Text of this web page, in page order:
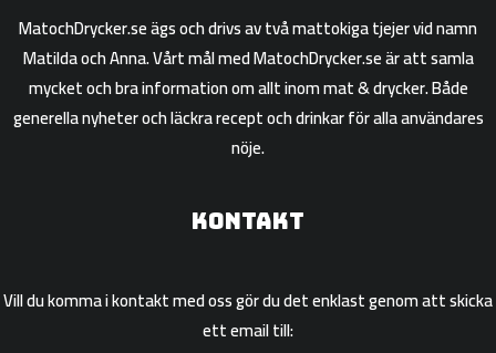
MatochDrycker.se ägs och drivs av två mattokiga tjejer vid namn
Matilda och Anna. Vårt mål med MatochDrycker.se är att samla
mycket och bra information om allt inom mat & drycker. Både
generella nyheter och läckra recept och drinkar för alla användares
nöje.
Kontakt
Vill du komma i kontakt med oss gör du det enklast genom att skicka
ett email till: